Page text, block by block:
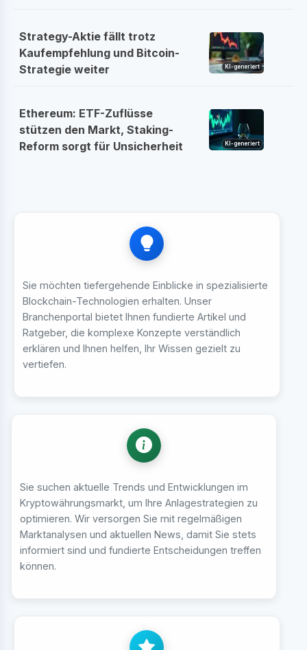
Strategy-Aktie fällt trotz
Kaufempfehlung und Bitcoin-
Strategie weiter
KI-generiert
Ethereum: ETF-Zuflüsse
stützen den Markt, Staking-
Reform sorgt für Unsicherheit
KI-generiert
Sie möchten tiefergehende Einblicke in spezialisierte
Blockchain-Technologien erhalten. Unser
Branchenportal bietet Ihnen fundierte Artikel und
Ratgeber, die komplexe Konzepte verständlich
erklären und Ihnen helfen, Ihr Wissen gezielt zu
vertiefen.
Sie suchen aktuelle Trends und Entwicklungen im
Kryptowährungsmarkt, um Ihre Anlagestrategien zu
optimieren. Wir versorgen Sie mit regelmäßigen
Marktanalysen und aktuellen News, damit Sie stets
informiert sind und fundierte Entscheidungen treffen
können.